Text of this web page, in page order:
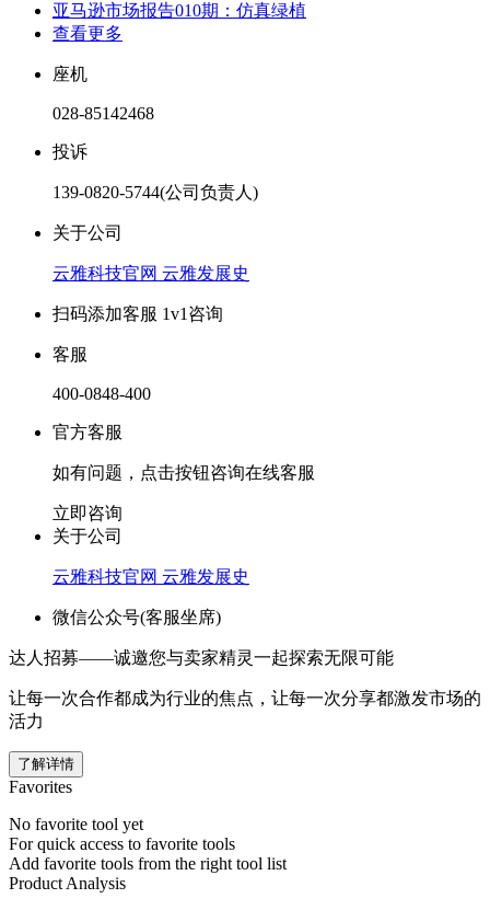
亚马逊市场报告010期：仿真绿植
查看更多
座机
028-85142468
投诉
139-0820-5744(公司负责人)
关于公司
云雅科技官网 云雅发展史
扫码添加客服 1v1咨询
客服
400-0848-400
官方客服
如有问题，点击按钮咨询在线客服
立即咨询
关于公司
云雅科技官网 云雅发展史
微信公众号(客服坐席)
达人招募——诚邀您与卖家精灵一起探索无限可能
让每一次合作都成为行业的焦点，让每一次分享都激发市场的
活力
了解详情
Favorites
No favorite tool yet
For quick access to favorite tools
Add favorite tools from the right tool list
Product Analysis